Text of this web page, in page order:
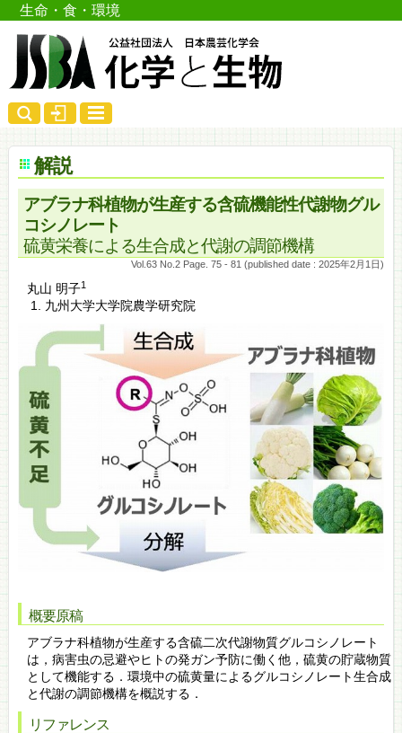
生命・食・環境
解説
アブラナ科植物が生産する含硫機能性代謝物グル
コシノレート
硫黄栄養による生合成と代謝の調節機構
Vol.63 No.2 Page. 75 - 81 (published date : 2025年2月1日)
丸山 明子1
九州大学大学院農学研究院
概要原稿
アブラナ科植物が生産する含硫二次代謝物質グルコシノレート
は，病害虫の忌避やヒトの発ガン予防に働く他，硫黄の貯蔵物質
として機能する．環境中の硫黄量によるグルコシノレート生合成
と代謝の調節機構を概説する．
リファレンス